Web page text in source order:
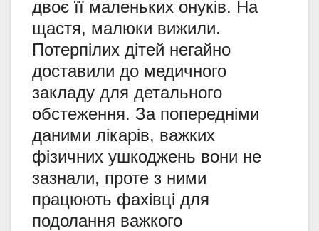
двоє її маленьких онуків. На
щастя, малюки вижили.
Потерпілих дітей негайно
доставили до медичного
закладу для детального
обстеження. За попередніми
даними лікарів, важких
фізичних ушкоджень вони не
зазнали, проте з ними
працюють фахівці для
подолання важкого